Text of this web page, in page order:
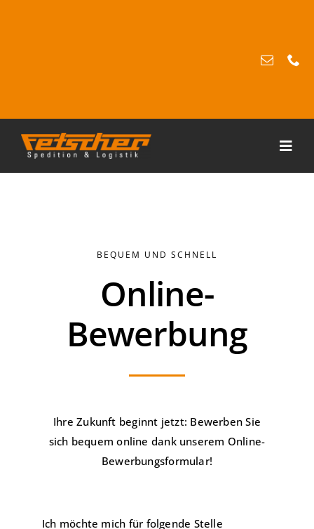
BEQUEM UND SCHNELL
Online-
Bewerbung
Ihre Zukunft beginnt jetzt: Bewerben Sie
sich bequem online dank unserem Online-
Bewerbungsformular!
Ich möchte mich für folgende Stelle